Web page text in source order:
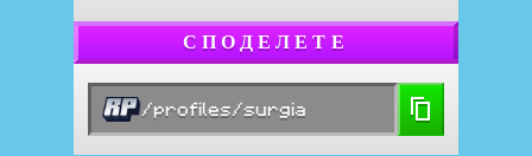
СПОДЕЛЕТЕ
/profiles/surgia